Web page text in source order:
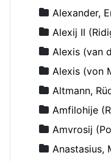
Alexander,
Alexij II
Alexis (van
Alexis (von
Altmann,
Amfilohije
Amvrosij
Anastasius,